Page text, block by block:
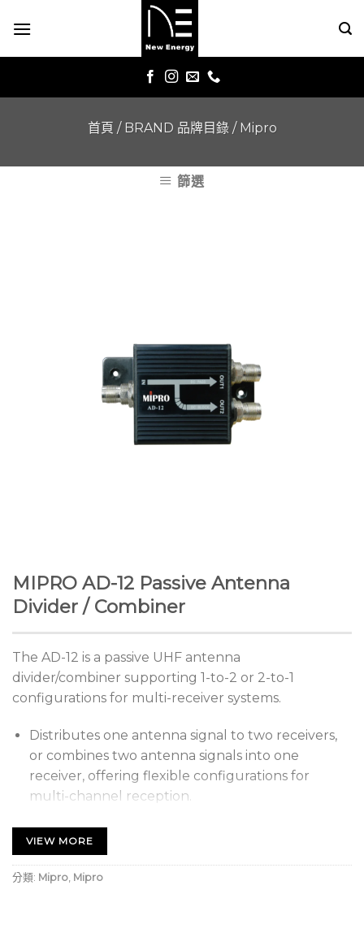
首頁 / BRAND 品牌目錄 / Mipro
篩選
MIPRO AD-12 Passive Antenna
Divider / Combiner
The AD-12 is a passive UHF antenna
divider/combiner supporting 1-to-2 or 2-to-1
configurations for multi-receiver systems.
Distributes one antenna signal to two receivers,
or combines two antenna signals into one
receiver, offering flexible configurations for
multi-channel reception.
Compatible with MPB-30 booster and MP-10
power supply to integrate long-distance antenna
signals and minimize cable loss.
VIEW MORE
分類: Mipro, Mipro